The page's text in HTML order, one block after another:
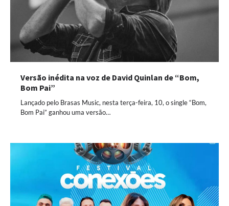
Versão inédita na voz de David Quinlan de “Bom,
Bom Pai”
Lançado pelo Brasas Music, nesta terça-feira, 10, o single “Bom,
Bom Pai” ganhou uma versão…